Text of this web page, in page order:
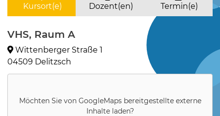
Kursort(e) Dozent(en) Termin(e)
VHS, Raum A
Wittenberger Straße 1
04509 Delitzsch
Möchten Sie von GoogleMapsbereitgestellte externe
Inhalte laden?